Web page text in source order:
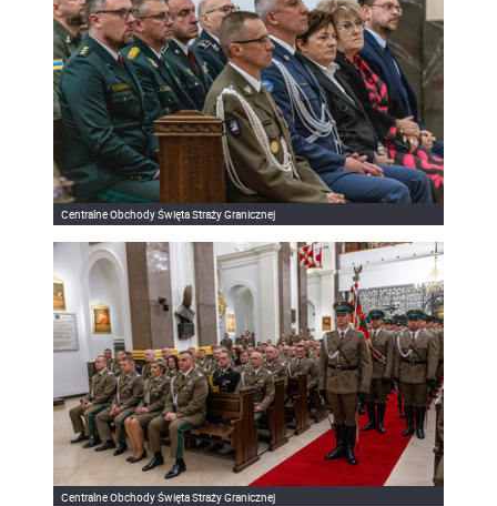
Centralne Obchody Święta Straży Granicznej
Centralne Obchody Święta Straży Granicznej